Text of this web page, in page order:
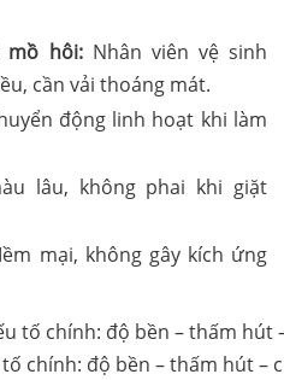
mồ hôi:Nhân viên vệ sinh
cần vải thoáng mát.
động linh hoạt khi làm
lâu, không phai khi giặt
mại, không gây kích ứng
chính: độ bền – thấm hút –